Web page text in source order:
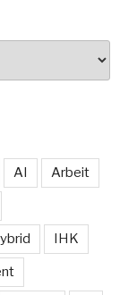
AI Arbeit
IHK